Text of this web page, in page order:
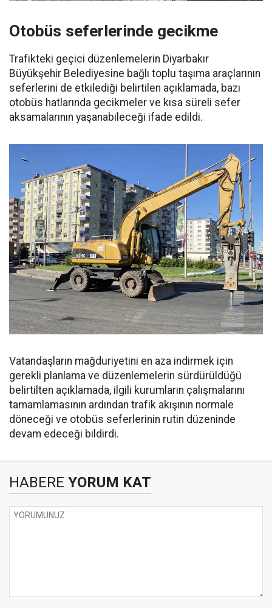
Otobüs seferlerinde gecikme
Trafikteki geçici düzenlemelerin Diyarbakır
Büyükşehir Belediyesine bağlı toplu taşıma araçlarının
seferlerini de etkilediği belirtilen açıklamada, bazı
otobüs hatlarında gecikmeler ve kısa süreli sefer
aksamalarının yaşanabileceği ifade edildi.
Vatandaşların mağduriyetini en aza indirmek için
gerekli planlama ve düzenlemelerin sürdürüldüğü
belirtilten açıklamada, ilgili kurumların çalışmalarını
tamamlamasının ardından trafik akışının normale
döneceği ve otobüs seferlerinin rutin düzeninde
devam edeceği bildirdi.
HABERE YORUM KAT